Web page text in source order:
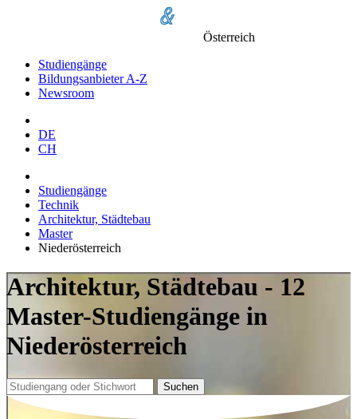
Österreich
Studiengänge
Bildungsanbieter A-Z
Newsroom
DE
CH
Studiengänge
Technik
Architektur, Städtebau
Master
Niederösterreich
Architektur, Städtebau - 12
Master-Studiengänge in
Niederösterreich
Suchen